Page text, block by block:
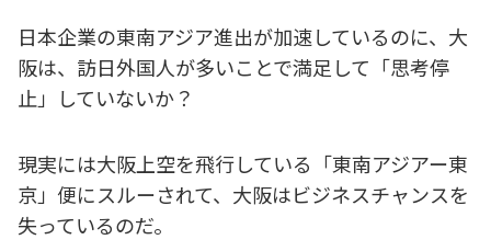
日本企業の東南アジア進出が加速しているのに、大
阪は、訪日外国人が多いことで満足して「思考停
止」していないか？
現実には大阪上空を飛行している「東南アジアー東
京」便にスルーされて、大阪はビジネスチャンスを
失っているのだ。